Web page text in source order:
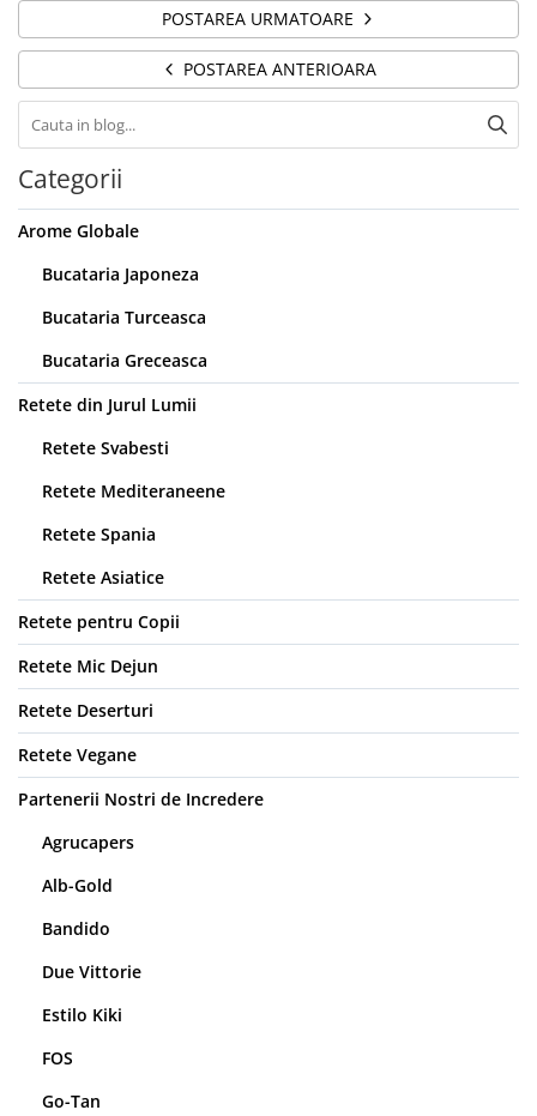
POSTAREA URMATOARE
POSTAREA ANTERIOARA
Categorii
Arome Globale
Bucataria Japoneza
Bucataria Turceasca
Bucataria Greceasca
Retete din Jurul Lumii
Retete Svabesti
Retete Mediteraneene
Retete Spania
Retete Asiatice
Retete pentru Copii
Retete Mic Dejun
Retete Deserturi
Retete Vegane
Partenerii Nostri de Incredere
Agrucapers
Alb-Gold
Bandido
Due Vittorie
Estilo Kiki
FOS
Go-Tan